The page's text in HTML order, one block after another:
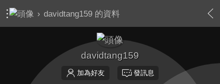
› davidtang159 的資料
davidtang159
加為好友 發訊息